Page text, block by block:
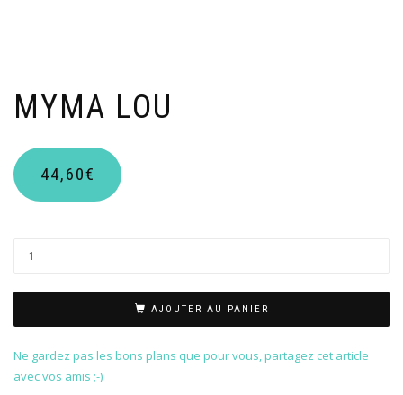
MYMA LOU
44,60€
AJOUTER AU PANIER
Ne gardez pas les bons plans que pour vous, partagez cet article
avec vos amis ;-)